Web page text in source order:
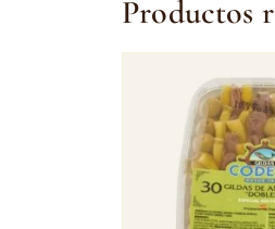
Productos